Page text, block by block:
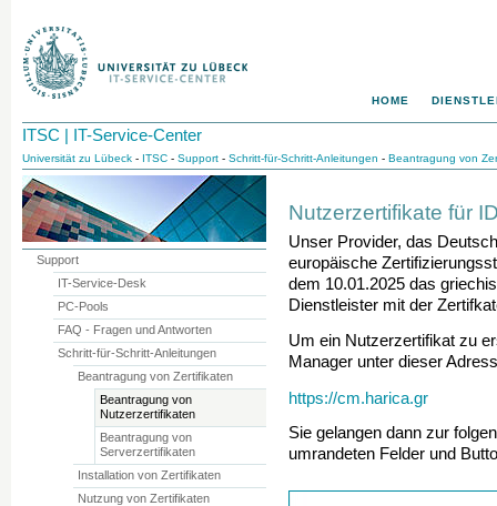
HOME
ITSC | IT-Service-Center
Universität zu Lübeck - ITSC - Support - Schritt-für-Schritt-Anleitungen - Beantragung von
Nutzerzertifikate für
Unser Provider, das
europäische
dem 10.01.2025 das
Dienstleister mit der
Um ein Nutzerzertifikat zu
Manager unter dieser
https://cm.harica.gr
Sie gelangen dann zur
umrandeten Felder und
Support
IT-Service-Desk
PC-Pools
FAQ - Fragen und Antworten
Schritt-für-Schritt-Anleitungen
Beantragung von Zertifikaten
Beantragung von
Nutzerzertifikaten
Beantragung von
Serverzertifikaten
Installation von Zertifikaten
Nutzung von Zertifikaten